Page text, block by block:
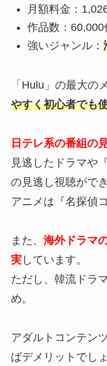
月額料金：
作品数：60,000
強いジャンル：
「Hulu」の最大の
やすく初心者でも
日テレ系の番組の
見逃したドラマや
の見逃し視聴ができ
アニメは『名探偵
また、 海外ドラマ
実しています。
ただし、韓流ドラ
め。
アダルトコンテン
ばデメリットでしょ